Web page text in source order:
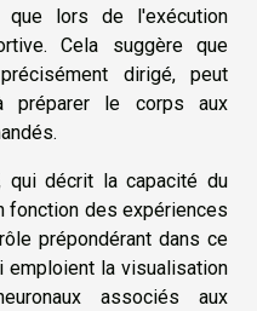
que lors de l'exécution
Cela suggère que
dirigé, peut
préparer le corps aux
qui décrit la capacité du
fonction des expériences
prépondérant dans ce
la visualisation
associés aux